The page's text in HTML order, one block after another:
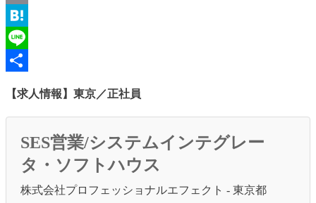
Email
Hatena
Line
【求人情報】東京／正社員
SES営業/システムインテグレー
タ・ソフトハウス
株式会社プロフェッショナルエフェクト - 東京都